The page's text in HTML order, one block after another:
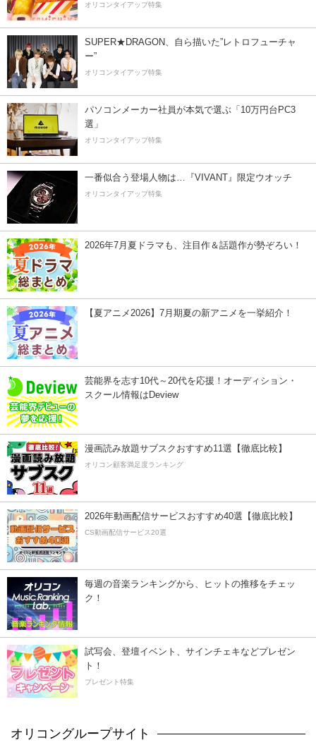
オリコンタイアップ特集
SUPER★DRAGON、自ら描いた”レトロフューチャ
ー”
オリコンタイアップ特集
パソコンメーカー社員が本気で選ぶ「10万円台PC3
選」
オリコンタイアップ特集
一番似合う登場人物は…『VIVANT』限定ウオッチ
オリコンタイアップ特集
2026年7月夏ドラマも、注目作＆話題作が勢ぞろい！
【夏アニメ2026】7月期夏の新アニメを一挙紹介！
芸能界を志す10代～20代を応援！オーディション・
スクール情報はDeview
漫画読み放題サブスクおすすめ11選【徹底比較】
オリコン顧客満足度ランキング
2026年動画配信サービスおすすめ40選【徹底比較】
CS動画配信サービス20選
毎週の音楽ランキングから、ヒットの推移をチェッ
ク！
試写会、登壇イベント、サインチェキなどプレゼン
ト！
プレゼント特集
オリコングループサイト